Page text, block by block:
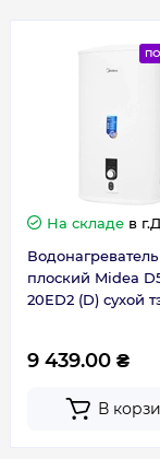
Страна
Глубина, мм
На складе в
Водонагреватель
плоский Midea
20ED2 (D) сухой
9 439.00 ₴
В